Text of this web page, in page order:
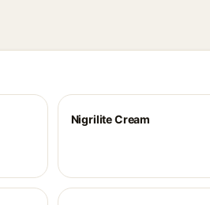
Nigrilite Cream